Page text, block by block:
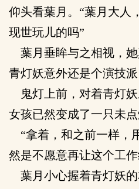
仰头看葉月。“葉月大人
现世玩儿的吗”
葉月垂眸与之相视，
青灯妖意外还是个演技派
鬼灯上前，对着青灯
女孩已然变成了一只未点
“拿着，和之前一样，
然是不愿意再让这个工
葉月小心握着青灯妖